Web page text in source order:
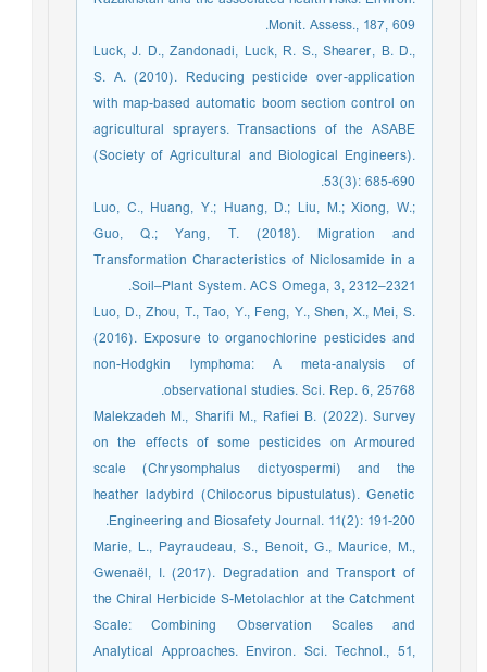
Monit. Assess., 187, 609.
Luck, J. D., Zandonadi, Luck, R. S., Shearer, B. D.,
S. A. (2010). Reducing pesticide over-application
with map-based automatic boom section control on
agricultural sprayers. Transactions of the ASABE
(Society of Agricultural and Biological Engineers).
53(3): 685-690.
Luo, C., Huang, Y.; Huang, D.; Liu, M.; Xiong, W.;
Guo, Q.; Yang, T. (2018). Migration and
Transformation Characteristics of Niclosamide in a
Soil–Plant System. ACS Omega, 3, 2312–2321.
Luo, D., Zhou, T., Tao, Y., Feng, Y., Shen, X., Mei, S.
(2016). Exposure to organochlorine pesticides and
non-Hodgkin lymphoma: A meta-analysis of
observational studies. Sci. Rep. 6, 25768.
Malekzadeh M., Sharifi M., Rafiei B. (2022). Survey
on the effects of some pesticides on Armoured
scale (Chrysomphalus dictyospermi) and the
heather ladybird (Chilocorus bipustulatus). Genetic
Engineering and Biosafety Journal. 11(2): 191-200.
Marie, L., Payraudeau, S., Benoit, G., Maurice, M.,
Gwenaël, I. (2017). Degradation and Transport of
the Chiral Herbicide S-Metolachlor at the Catchment
Scale: Combining Observation Scales and
Analytical Approaches. Environ. Sci. Technol., 51,